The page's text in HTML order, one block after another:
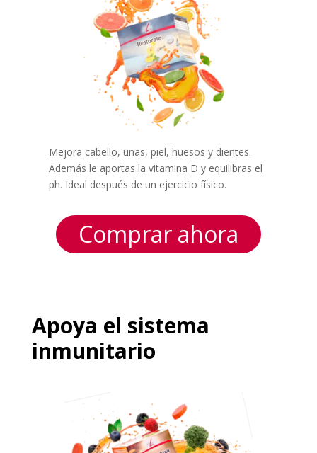
Mejora cabello, uñas, piel, huesos y dientes.
Además le aportas la vitamina D y equilibras el
ph. Ideal después de un ejercicio físico.
Comprar ahora
Apoya el sistema
inmunitario